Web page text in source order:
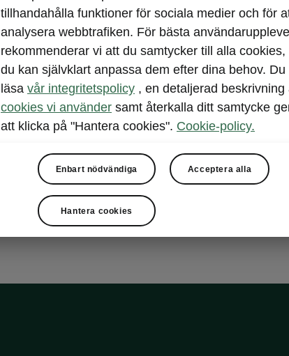
Kamiqs
bilen. I
med
som
tillhandahålla funktioner för sociala medier och för
analysera webbtrafiken. För bästa
rekommenderar vi att du samtycker till alla cookies,
du kan självklart anpassa dem efter dina behov. Du
läsa vår integritetspolicy , en detaljerad beskrivning
cookies vi använder samt återkalla ditt samtycke
att klicka på "Hantera cookies". Cookie-policy.
Enbart nödvändiga Acceptera alla
Hantera cookies